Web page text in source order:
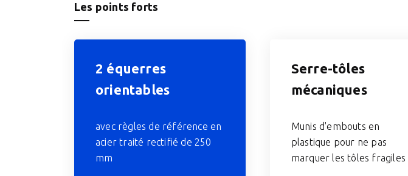
Les points forts
2 équerres
orientables
avec règles de référence en
acier traité rectifié de 250
mm
Serre-tôles
mécaniques
Munis d'embouts en
plastique pour ne pas
marquer les tôles fragiles